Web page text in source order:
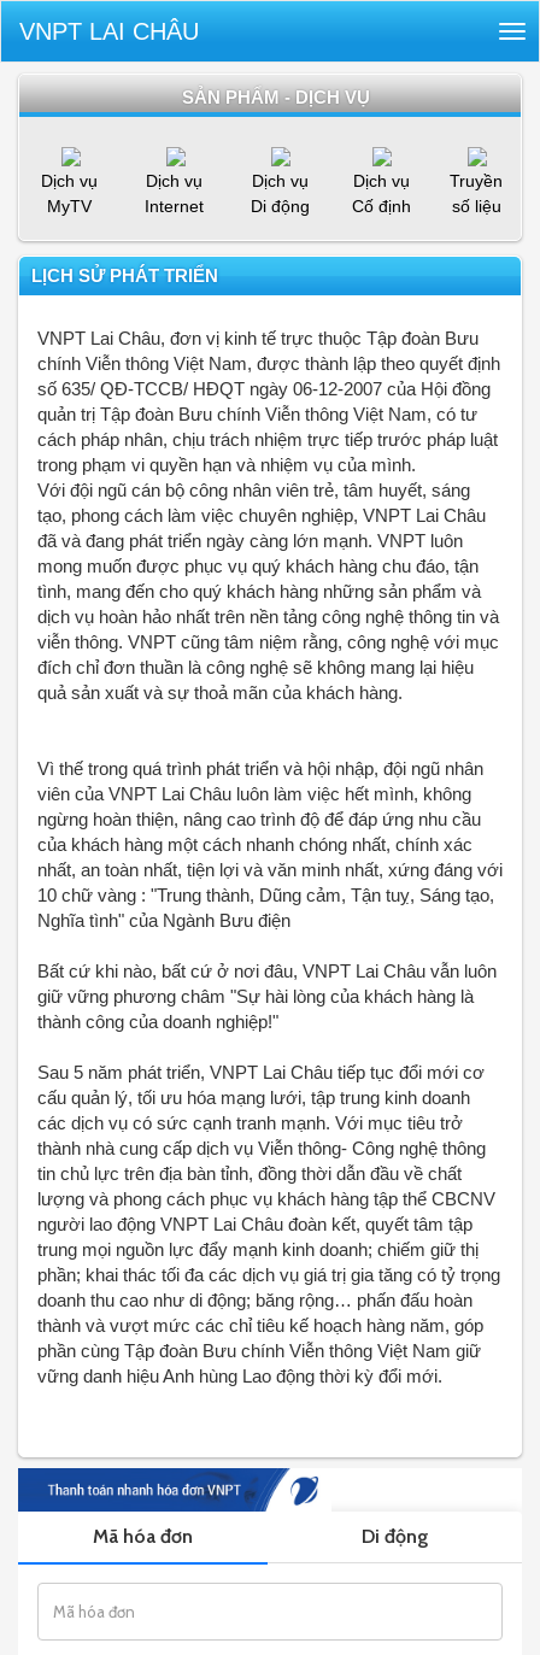
VNPT LAI CHÂU
SẢN PHẨM - DỊCH VỤ
Dịch vụ
MyTV
Dịch vụ
Internet
Dịch vụ
Di động
Dịch vụ
Cố định
Truyền
số liệu
LỊCH SỬ PHÁT TRIỂN
VNPT Lai Châu, đơn vị kinh tế trực thuộc Tập đoàn Bưu
chính Viễn thông Việt Nam, được thành lập theo quyết định
số 635/ QĐ-TCCB/ HĐQT ngày 06-12-2007 của Hội đồng
quản trị Tập đoàn Bưu chính Viễn thông Việt Nam, có tư
cách pháp nhân, chịu trách nhiệm trực tiếp trước pháp luật
trong phạm vi quyền hạn và nhiệm vụ của mình.
Với đội ngũ cán bộ công nhân viên trẻ, tâm huyết, sáng
tạo, phong cách làm việc chuyên nghiệp, VNPT Lai Châu
đã và đang phát triển ngày càng lớn mạnh. VNPT luôn
mong muốn được phục vụ quý khách hàng chu đáo, tận
tình, mang đến cho quý khách hàng những sản phẩm và
dịch vụ hoàn hảo nhất trên nền tảng công nghệ thông tin và
viễn thông. VNPT cũng tâm niệm rằng, công nghệ với mục
đích chỉ đơn thuần là công nghệ sẽ không mang lại hiệu
quả sản xuất và sự thoả mãn của khách hàng.
Vì thế trong quá trình phát triển và hội nhập, đội ngũ nhân
viên của VNPT Lai Châu luôn làm việc hết mình, không
ngừng hoàn thiện, nâng cao trình độ để đáp ứng nhu cầu
của khách hàng một cách nhanh chóng nhất, chính xác
nhất, an toàn nhất, tiện lợi và văn minh nhất, xứng đáng với
10 chữ vàng : "Trung thành, Dũng cảm, Tận tuỵ, Sáng tạo,
Nghĩa tình" của Ngành Bưu điện
Bất cứ khi nào, bất cứ ở nơi đâu, VNPT Lai Châu vẫn luôn
giữ vững phương châm "Sự hài lòng của khách hàng là
thành công của doanh nghiệp!"
Sau 5 năm phát triển, VNPT Lai Châu tiếp tục đổi mới cơ
cấu quản lý, tối ưu hóa mạng lưới, tập trung kinh doanh
các dịch vụ có sức cạnh tranh mạnh. Với mục tiêu trở
thành nhà cung cấp dịch vụ Viễn thông- Công nghệ thông
tin chủ lực trên địa bàn tỉnh, đồng thời dẫn đầu về chất
lượng và phong cách phục vụ khách hàng tập thể CBCNV
người lao động VNPT Lai Châu đoàn kết, quyết tâm tập
trung mọi nguồn lực đẩy mạnh kinh doanh; chiếm giữ thị
phần; khai thác tối đa các dịch vụ giá trị gia tăng có tỷ trọng
doanh thu cao như di động; băng rộng… phấn đấu hoàn
thành và vượt mức các chỉ tiêu kế hoạch hàng năm, góp
phần cùng Tập đoàn Bưu chính Viễn thông Việt Nam giữ
vững danh hiệu Anh hùng Lao động thời kỳ đổi mới.